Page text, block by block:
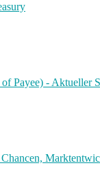
Payee) - Aktueller